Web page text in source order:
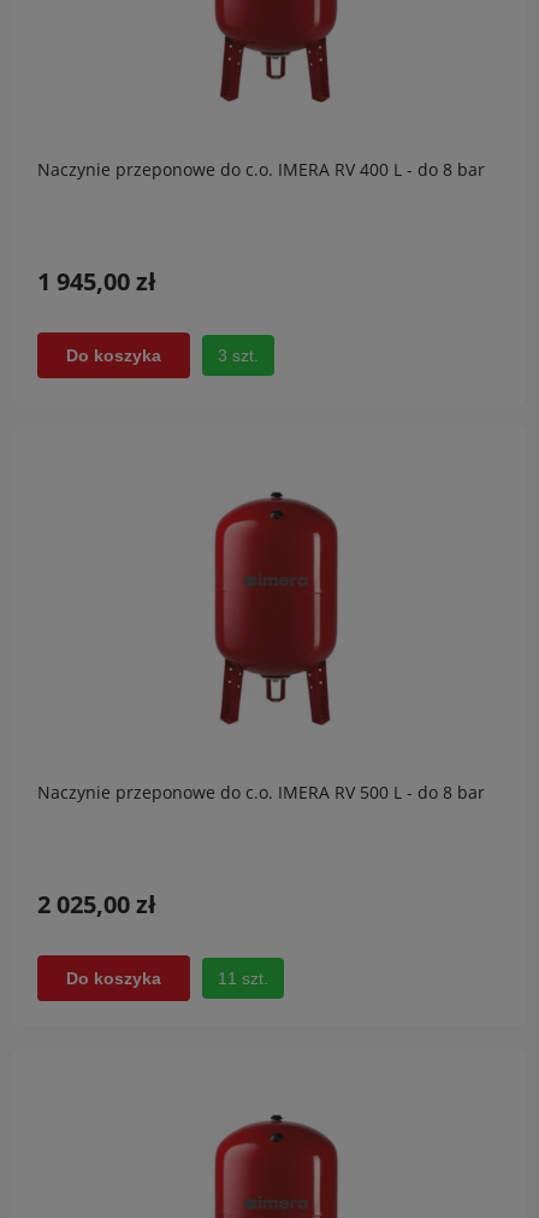
Naczynie przeponowe do c.o. IMERA RV 400 L - do 8 bar
1 945,00 zł
Do koszyka 3 szt.
Naczynie przeponowe do c.o. IMERA RV 500 L - do 8 bar
2 025,00 zł
Do koszyka 11 szt.